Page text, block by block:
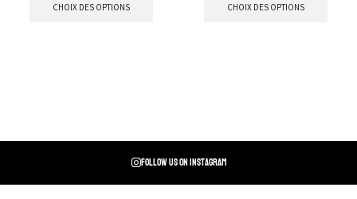
CHOIX DES OPTIONS CHOIX DES OPTIONS
Follow us on instagram